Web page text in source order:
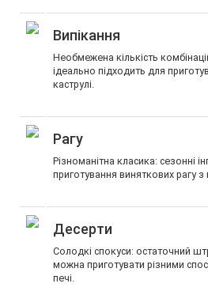
Випікання
Необмежена кількість
ідеально підходить для
каструлі.
Рагу
Різноманітна класика: сезонні
приготування виняткових рагу з
Десерти
Солодкі спокуси: остаточний
можна приготувати різними
печі.